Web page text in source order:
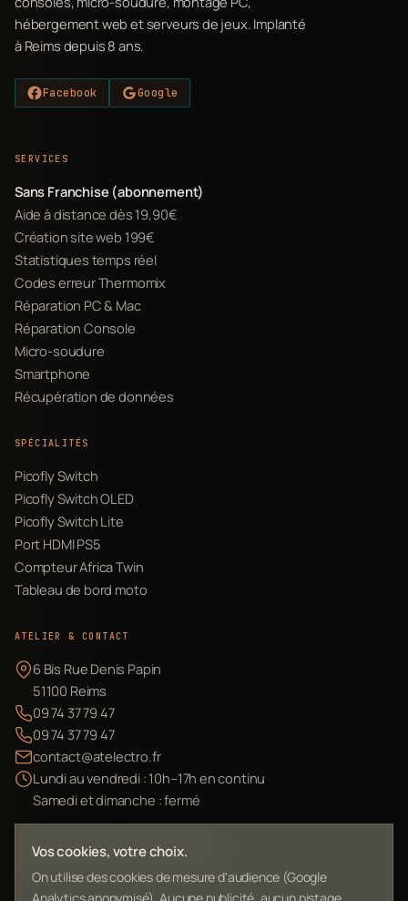
hébergement web et serveurs de jeux. Implanté
à Reims depuis 8 ans.
Facebook Google
SERVICES
Sans Franchise (abonnement)
Aide à distance dès 19,90€
Création site web 199€
Statistiques temps réel
Codes erreur Thermomix
Réparation PC & Mac
Réparation Console
Micro-soudure
Smartphone
Récupération de données
SPÉCIALITÉS
Picofly Switch
Picofly Switch OLED
Picofly Switch Lite
Port HDMI PS5
Compteur Africa Twin
Tableau de bord moto
ATELIER & CONTACT
6 Bis Rue Denis Papin
51100 Reims
09 74 37 79 47
09 74 37 79 47
contact@atelectro.fr
Lundi au vendredi : 10h–17h en continu
Samedi et dimanche : fermé
Envoyer mon matériel
Vos cookies, votre choix.
On utilise des cookies de mesure d'audience (Google